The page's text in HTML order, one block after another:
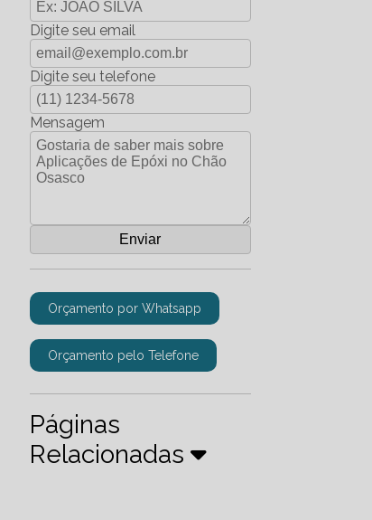
Digite seu email
Digite seu telefone
Mensagem
Orçamento por Whatsapp
Orçamento pelo Telefone
Páginas
Relacionadas